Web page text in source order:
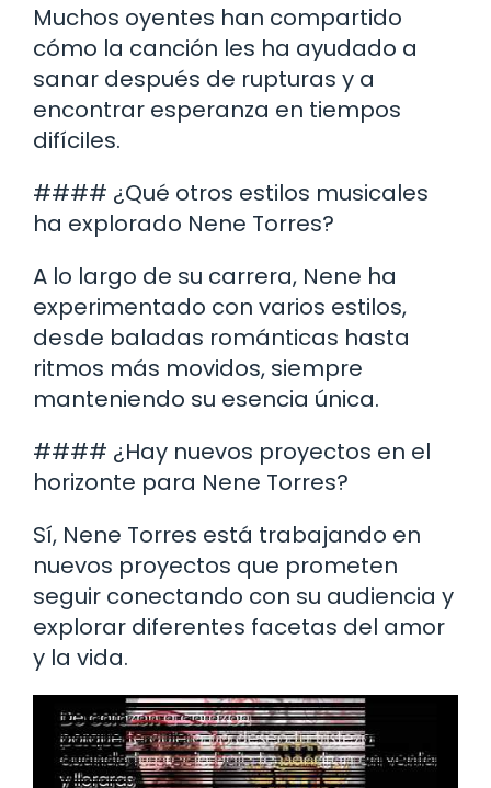
Muchos oyentes han compartido
cómo la canción les ha ayudado a
sanar después de rupturas y a
encontrar esperanza en tiempos
difíciles.
#### ¿Qué otros estilos musicales
ha explorado Nene Torres?
A lo largo de su carrera, Nene ha
experimentado con varios estilos,
desde baladas románticas hasta
ritmos más movidos, siempre
manteniendo su esencia única.
#### ¿Hay nuevos proyectos en el
horizonte para Nene Torres?
Sí, Nene Torres está trabajando en
nuevos proyectos que prometen
seguir conectando con su audiencia y
explorar diferentes facetas del amor
y la vida.